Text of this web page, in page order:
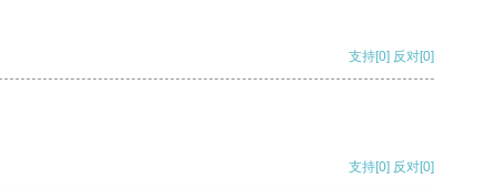
支持[0] 反对[0]
支持[0] 反对[0]